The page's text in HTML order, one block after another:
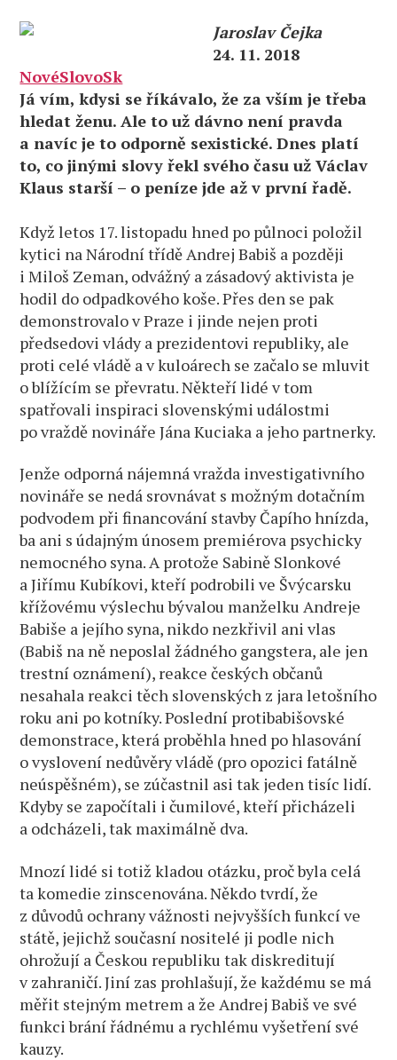
Jaroslav Čejka
24. 11. 2018
NovéSlovoSk
Já vím, kdysi se říkávalo, že za vším je třeba
hledat ženu. Ale to už dávno není pravda
a navíc je to odporně sexistické. Dnes platí
to, co jinými slovy řekl svého času už Václav
Klaus starší – o peníze jde až v první řadě.
Když letos 17. listopadu hned po půlnoci položil
kytici na Národní třídě Andrej Babiš a později
i Miloš Zeman, odvážný a zásadový aktivista je
hodil do odpadkového koše. Přes den se pak
demonstrovalo v Praze i jinde nejen proti
předsedovi vlády a prezidentovi republiky, ale
proti celé vládě a v kuloárech se začalo se mluvit
o blížícím se převratu. Někteří lidé v tom
spatřovali inspiraci slovenskými událostmi
po vraždě novináře Jána Kuciaka a jeho partnerky.
Jenže odporná nájemná vražda investigativního
novináře se nedá srovnávat s možným dotačním
podvodem při financování stavby Čapího hnízda,
ba ani s údajným únosem premiérova psychicky
nemocného syna. A protože Sabině Slonkové
a Jiřímu Kubíkovi, kteří podrobili ve Švýcarsku
křížovému výslechu bývalou manželku Andreje
Babiše a jejího syna, nikdo nezkřivil ani vlas
(Babiš na ně neposlal žádného gangstera, ale jen
trestní oznámení), reakce českých občanů
nesahala reakci těch slovenských z jara letošního
roku ani po kotníky. Poslední protibabišovské
demonstrace, která proběhla hned po hlasování
o vyslovení nedůvěry vládě (pro opozici fatálně
neúspěšném), se zúčastnil asi tak jeden tisíc lidí.
Kdyby se započítali i čumilové, kteří přicházeli
a odcházeli, tak maximálně dva.
Mnozí lidé si totiž kladou otázku, proč byla celá
ta komedie zinscenována. Někdo tvrdí, že
z důvodů ochrany vážnosti nejvyšších funkcí ve
státě, jejichž současní nositelé ji podle nich
ohrožují a Českou republiku tak diskreditují
v zahraničí. Jiní zas prohlašují, že každému se má
měřit stejným metrem a že Andrej Babiš ve své
funkci brání řádnému a rychlému vyšetření své
kauzy.